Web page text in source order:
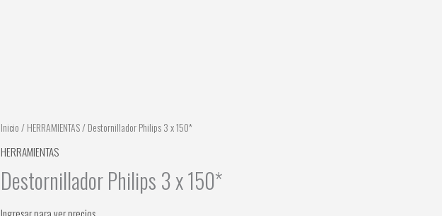
Inicio / HERRAMIENTAS/ Destornillador Philips 3 x 150*
HERRAMIENTAS
Destornillador Philips 3 x 150*